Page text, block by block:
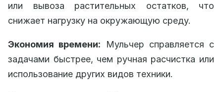
или вывоза растительных остатков, что
снижает нагрузку на окружающую среду.
Экономия времени: Мульчер справляется с
задачами быстрее, чем ручная расчистка или
использование других видов техники.